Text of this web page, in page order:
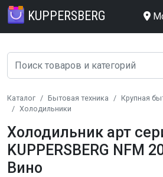
KUPPERSBERG
Каталог Бытовая техника
Крупная
Холодильники
Холодильник арт
KUPPERSBERG NFM
Вино